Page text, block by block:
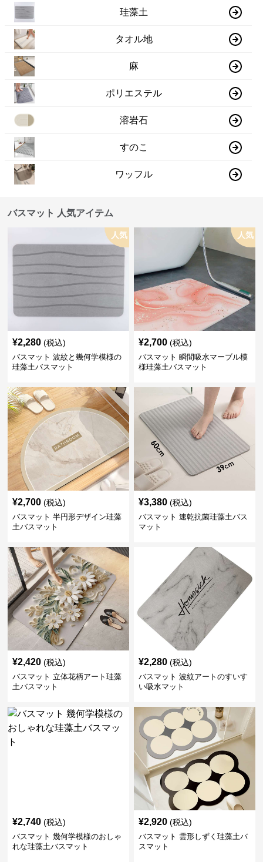
珪藻土
タオル地
麻
ポリエステル
溶岩石
すのこ
ワッフル
バスマット 人気アイテム
人気
¥2,280 (税込)
バスマット 波紋と幾何学模様の
珪藻土バスマット
人気
¥2,700 (税込)
バスマット 瞬間吸水マーブル模
様珪藻土バスマット
¥2,700 (税込)
バスマット 半円形デザイン珪藻
土バスマット
¥3,380 (税込)
バスマット 速乾抗菌珪藻土バス
マット
¥2,420 (税込)
バスマット 立体花柄アート珪藻
土バスマット
¥2,280 (税込)
バスマット 波紋アートのすいす
い吸水マット
¥2,740 (税込)
バスマット 幾何学模様のおしゃ
れな珪藻土バスマット
¥2,920 (税込)
バスマット 雲形しずく珪藻土バ
スマット